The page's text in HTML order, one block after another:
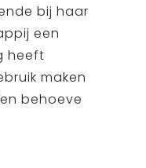
bij haar
een
heeft
maken
behoeve